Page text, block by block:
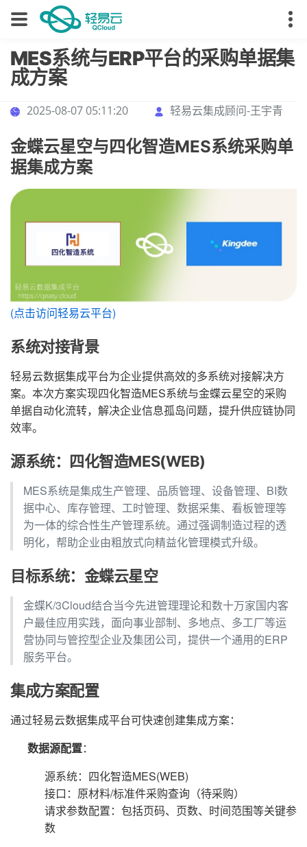
MES系统与ERP平台的采购单据集
成方案
2025-08-07 05:11:20 轻易云集成顾问-王宇青
金蝶云星空与四化智造MES系统采购单
据集成方案
(点击访问轻易云平台)
系统对接背景
轻易云数据集成平台为企业提供高效的多系统对接解决方
案。本次方案实现四化智造MES系统与金蝶云星空的采购
单据自动化流转，解决企业信息孤岛问题，提升供应链协同
效率。
源系统：四化智造MES(WEB)
MES系统是集成生产管理、品质管理、设备管理、BI数
据中心、库存管理、工时管理、数据采集、看板管理等
为一体的综合性生产管理系统。通过强调制造过程的透
明化，帮助企业由粗放式向精益化管理模式升级。
目标系统：金蝶云星空
金蝶K/3Cloud结合当今先进管理理论和数十万家国内客
户最佳应用实践，面向事业部制、多地点、多工厂等运
营协同与管控型企业及集团公司，提供一个通用的ERP
服务平台。
集成方案配置
通过轻易云数据集成平台可快速创建集成方案：
数据源配置：
源系统：四化智造MES(WEB)
接口：原材料/标准件采购查询（待采购）
请求参数配置：包括页码、页数、时间范围等关键参
数